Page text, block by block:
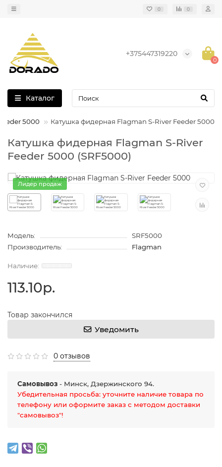
0 0
+375447319220
0
Каталог
5000 Катушка фидерная Flagman S-River Feeder 5000
Катушка фидерная Flagman S-River
Feeder 5000 (SRF5000)
Лидер продаж
Модель:
SRF5000
Производитель:
Flagman
113.10р.
Товар закончился
Уведомить
0 отзывов
Самовывоз - Минск, Дзержинского 94.
Убедительная просьба: уточните наличие товара по
телефону или оформите заказ с методом доставки
"самовывоз"!